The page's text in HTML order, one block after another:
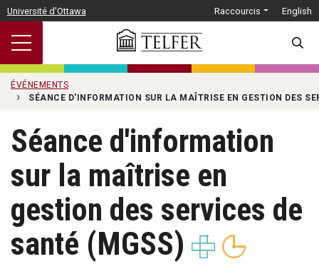
Passer au contenu principal
Université d'Ottawa Raccourcis English
ÉVÉNEMENTS
SÉANCE D'INFORMATION SUR LA MAÎTRISE EN GESTION DES
Séance d'information
sur la maîtrise en
gestion des services de
santé (MGSS)